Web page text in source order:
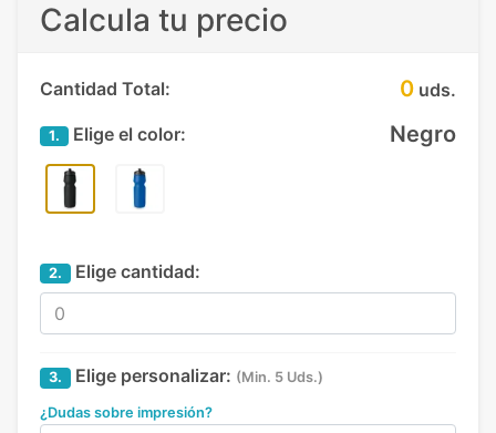
Calcula tu precio
Cantidad Total: 0 uds.
1. Elige el color: Negro
2. Elige cantidad:
3. Elige personalizar: (Min. 5 Uds.)
¿Dudas sobre impresión?